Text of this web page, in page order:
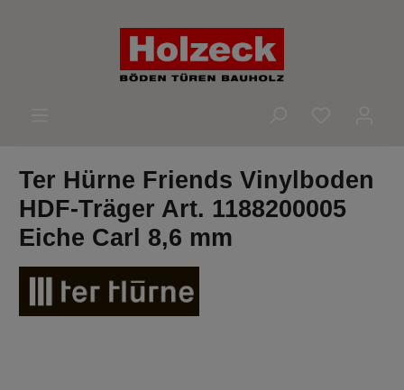
Ter Hürne Friends Vinylboden
HDF-Träger Art. 1188200005
Eiche Carl 8,6 mm